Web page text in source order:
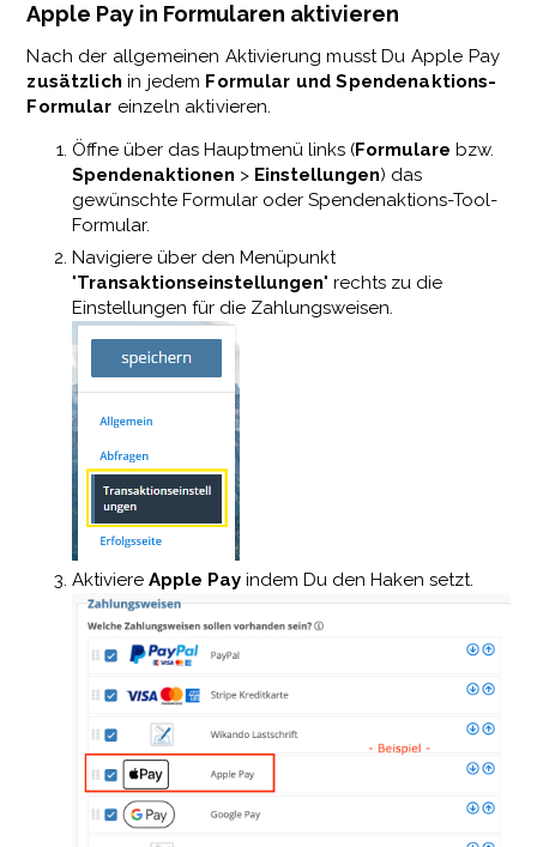
Apple Pay in Formularen aktivieren
Nach der allgemeinen Aktivierung musst Du Apple Pay
zusätzlichin jedem Formular und Spendenaktions-
Formular einzeln aktivieren.
Öffne über das Hauptmenü links (Formulare bzw.
Spendenaktionen > Einstellungen) das
gewünschte Formular oder Spendenaktions-Tool-
Formular.
Navigiere über den Menüpunkt
"Transaktionseinstellungen" rechts zu die
Einstellungen für die Zahlungsweisen.
Aktiviere Apple Pay indem Du den Haken setzt.